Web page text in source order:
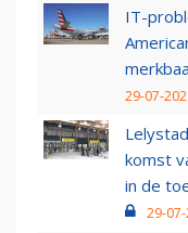
IT-
29-07-
komst
in de
29-